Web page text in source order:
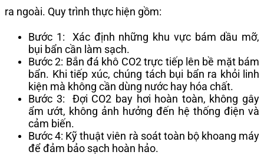
ra ngoài. Quy trình thực hiện gồm:
Bước 1: Xác định những khu vực bám dầu mỡ,
bụi bẩn cần làm sạch.
Bước 2: Bắn đá khô CO2 trực tiếp lên bề mặt bám
bẩn. Khi tiếp xúc, chúng tách bụi bẩn ra khỏi linh
kiện mà không cần dùng nước hay hóa chất.
Bước 3: Đợi CO2 bay hơi hoàn toàn, không gây
ẩm ướt, không ảnh hưởng đến hệ thống điện và
cảm biến.
Bước 4: Kỹ thuật viên rà soát toàn bộ khoang máy
để đảm bảo sạch hoàn hảo.